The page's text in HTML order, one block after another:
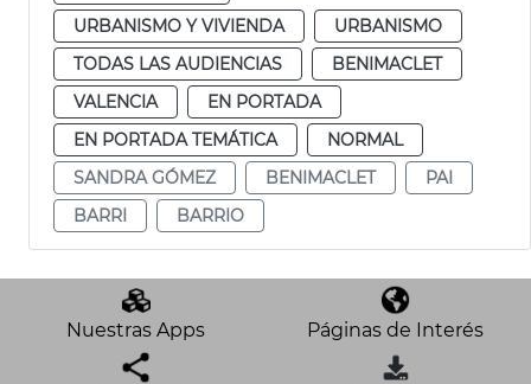
URBANISMO Y VIVIENDA
URBANISMO
TODAS LAS AUDIENCIAS
BENIMACLET
VALENCIA
EN PORTADA
EN PORTADA TEMÁTICA
NORMAL
SANDRA GÓMEZ
BENIMACLET
PAI
BARRI
BARRIO
Nuestras Apps Páginas de Interés